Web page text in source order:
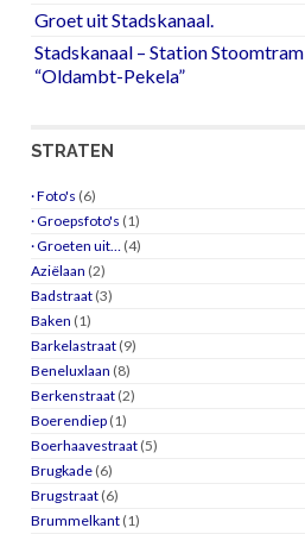
Groet uit Stadskanaal.
Stadskanaal – Station Stoomtram
“Oldambt-Pekela”
STRATEN
· Foto's (6)
· Groepsfoto's (1)
· Groeten uit… (4)
Aziëlaan (2)
Badstraat (3)
Baken (1)
Barkelastraat (9)
Beneluxlaan (8)
Berkenstraat (2)
Boerendiep (1)
Boerhaavestraat (5)
Brugkade (6)
Brugstraat (6)
Brummelkant (1)